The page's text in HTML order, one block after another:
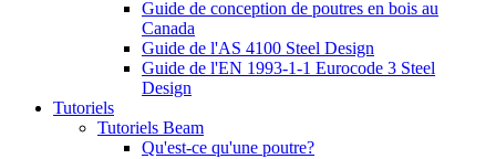
Guide de conception de poutres en bois au
Canada
Guide de l'AS 4100 Steel Design
Guide de l'EN 1993-1-1 Eurocode 3 Steel
Design
Tutoriels
Tutoriels Beam
Qu'est-ce qu'une poutre?